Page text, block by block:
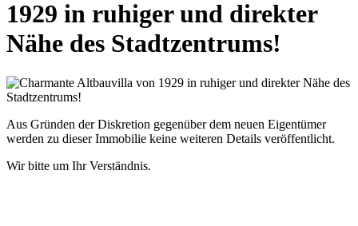
1929 in ruhiger und direkter
Nähe des Stadtzentrums!
Aus Gründen der Diskretion gegenüber dem neuen Eigentümer
werden zu dieser Immobilie keine weiteren Details veröffentlicht.
Wir bitte um Ihr Verständnis.